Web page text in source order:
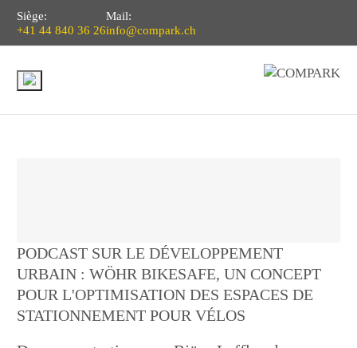
Siège:
+41 44 840 36 26
Mail:
info@compark.ch
PODCAST SUR LE DÉVELOPPEMENT
URBAIN : WÖHR BIKESAFE, UN CONCEPT
POUR L'OPTIMISATION DES ESPACES DE
STATIONNEMENT POUR VÉLOS